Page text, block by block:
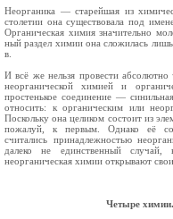
Неорганика — старейшая из
столетии она существовала под
Органическая химия зна­чительно
ный раздел химии она сложилась
в.
И всё же нельзя провести
неоргани­ческой химией и
простенькое соедине­ние —
относить: к органическим или
Посколь­ку она целиком состоит из
пожалуй, к первым. Однако её
считались принадлежностью
далеко не единственный случай,
неорганическая химии открывают
Четыре химии.